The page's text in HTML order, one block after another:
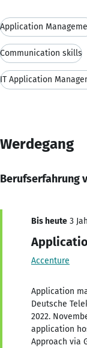
Application
Communication skills
IT Application
Werdegang
Berufserfahrung
Bis heute 3
Accenture
Application
Deutsche
2022.
application
Approach via